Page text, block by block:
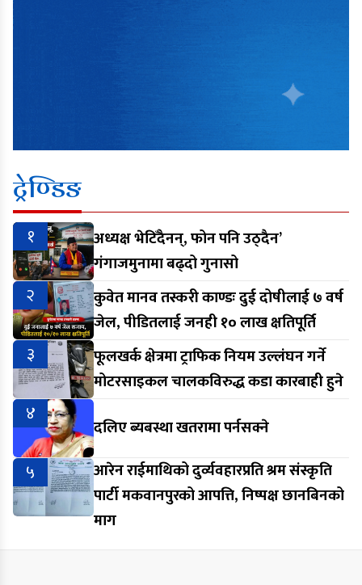
ट्रेण्डिङ
१
अध्यक्ष भेटिँदैनन्, फोन पनि उठ्दैन’
गंगाजमुनामा बढ्दो गुनासो
२
कुवेत मानव तस्करी काण्डः दुई दोषीलाई ७ वर्ष
जेल, पीडितलाई जनही १० लाख क्षतिपूर्ति
३
फूलखर्क क्षेत्रमा ट्राफिक नियम उल्लंघन गर्ने
मोटरसाइकल चालकविरुद्ध कडा कारबाही हुने
४
दलिए ब्यबस्था खतरामा पर्नसक्ने
५
आरेन राईमाथिको दुर्व्यवहारप्रति श्रम संस्कृति
पार्टी मकवानपुरको आपत्ति, निष्पक्ष छानबिनको
माग